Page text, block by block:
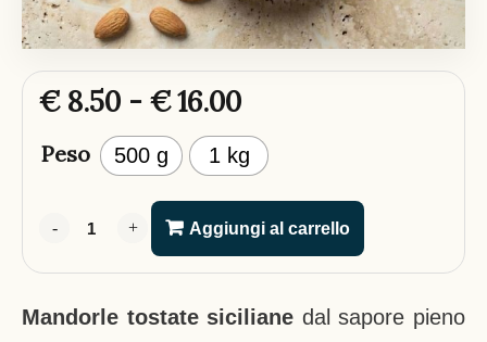
€ 8.50 - €16.00
Peso 500 g 1 kg
- +
- + Aggiungi al carrello
Mandorle tostate siciliane dal sapore pieno